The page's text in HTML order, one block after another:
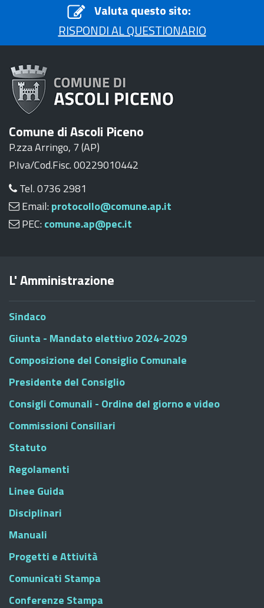
Valuta questo sito:
RISPONDI AL QUESTIONARIO
Comune di Ascoli Piceno
P.zza Arringo, 7 (AP)
P.Iva/Cod.Fisc. 00229010442
Tel. 0736 2981
Email: protocollo@comune.ap.it
PEC: comune.ap@pec.it
L' Amministrazione
Sindaco
Giunta - Mandato elettivo 2024-2029
Composizione del Consiglio Comunale
Presidente del Consiglio
Consigli Comunali - Ordine del giorno e video
Commissioni Consiliari
Statuto
Regolamenti
Linee Guida
Disciplinari
Manuali
Progetti e Attività
Comunicati Stampa
Conferenze Stampa